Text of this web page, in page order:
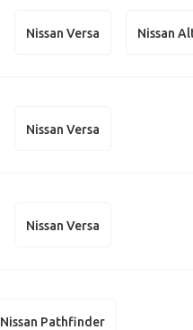
Nissan Versa Nissan
Nissan Versa
Nissan Versa
Nissan Pathfinder